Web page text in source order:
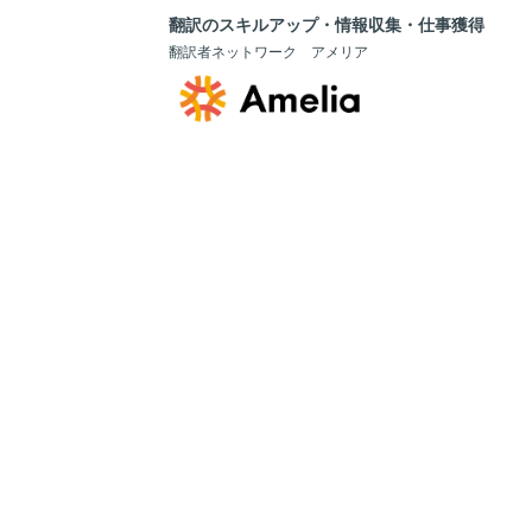
翻訳のスキルアップ・情報収集・仕事獲得
翻訳者ネットワーク アメリア